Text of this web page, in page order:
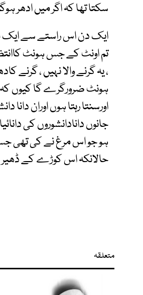
سکتا تھا کہ اگر میں ادھر
ایک دن اس راستے سے ایک
تم اونٹ کے جس ہونٹ
، یہ گرنے والا نہیں ، گرنے
ہونٹ ضرورگرے گا کیوں کہ
اورسنتا رہتا ہوں اوران
جانوں دانادانشوروں کی
ہو جو اس مرغ نے کی تھی
حالانکہ اس کوڑے کے
متعلقہ